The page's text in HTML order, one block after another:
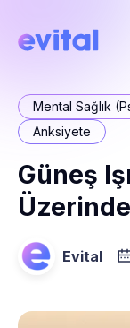
Mental Sağlık
Anksiyete
Güneş
Evital